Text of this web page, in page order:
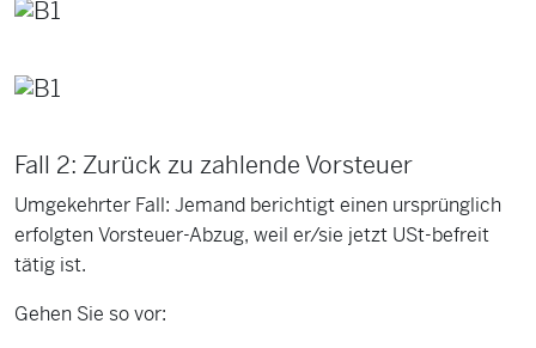
Fall 2: Zurück zu zahlende Vorsteuer
Umgekehrter Fall: Jemand berichtigt einen ursprünglich
erfolgten Vorsteuer-Abzug, weil er/sie jetzt USt-befreit
tätig ist.
Gehen Sie so vor: